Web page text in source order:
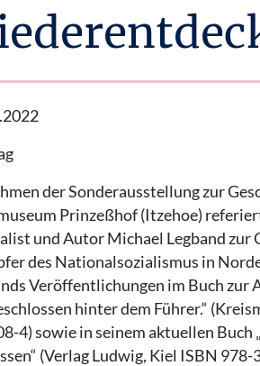
der Sonderausstellung zur
Prinzeßhof (Itzehoe)
und Autor Michael Legband zur
des Nationalsozialismus in
Veröffentlichungen im Buch zur
hinter dem Führer.“
4) sowie in seinem aktuellen Buch
(Verlag Ludwig, Kiel ISBN